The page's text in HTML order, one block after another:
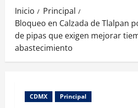
Inicio
Principal
Bloqueo en Calzada de Tlalpan
de pipas que exigen mejorar
abastecimiento
CDMX Principal